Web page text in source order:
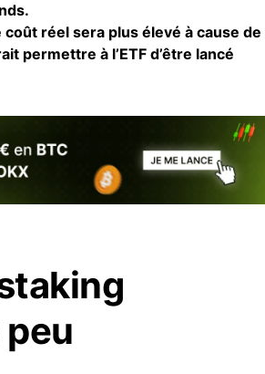
réel sera plus élevé à cause de
permettre à l’ETF d’être lancé